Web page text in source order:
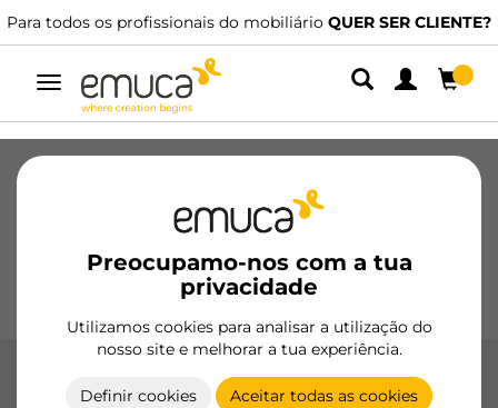
Para todos os profissionais do mobiliário QUER SER CLIENTE?
Alternar
navegação
Preocupamo-nos com a tua
privacidade
Utilizamos cookies para analisar a utilização do
nosso site e melhorar a tua experiência.
Definir cookies Aceitar todas as cookies
Dobradiças
Cozinha Montagem
Puxadores Bases Expositores
Acessórios Plasline